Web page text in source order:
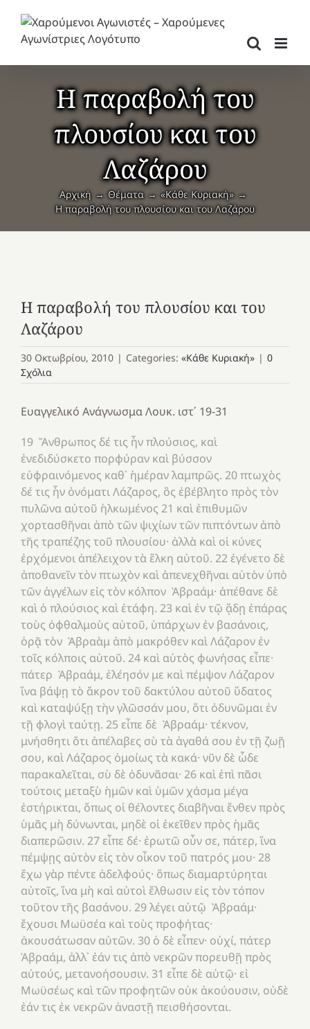
περιεχόμενο
Η παραβολή του
πλουσίου και του
Λαζάρου
Αρχική Θέματα
«Κάθε Κυριακή»
Η παραβολή του πλουσίου και του Λαζάρου
Η παραβολή του πλουσίου και του
Λαζάρου
30 Οκτωβρίου, 2010 | Categories: «Κάθε Κυριακή» | 0
Σχόλια
Ευαγγελικό Ανάγνωσμα Λουκ. ιστ΄ 19-31
19 Ἄνθρωπος δέ τις ἦν πλούσιος, καὶ
ἐνεδιδύσκετο πορφύραν καὶ βύσσον
εὐφραινόμενος καθ᾿ ἡμέραν λαμπρῶς. 20 πτωχὸς
δέ τις ἦν ὀνόματι Λάζαρος, ὃς ἐβέβλητο πρὸς τὸν
πυλῶνα αὐτοῦ ἡλκωμένος 21 καὶ ἐπιθυμῶν
χορτασθῆναι ἀπὸ τῶν ψιχίων τῶν πιπτόντων ἀπὸ
τῆς τραπέζης τοῦ πλουσίου· ἀλλὰ καὶ οἱ κύνες
ἐρχόμενοι ἀπέλειχον τὰ ἕλκη αὐτοῦ. 22 ἐγένετο δὲ
ἀποθανεῖν τὸν πτωχὸν καὶ ἀπενεχθῆναι αὐτὸν ὑπὸ
τῶν ἀγγέλων εἰς τὸν κόλπον Ἀβραάμ· ἀπέθανε δὲ
καὶ ὁ πλούσιος καὶ ἐτάφη. 23 καὶ ἐν τῷ ᾅδῃ ἐπάρας
τοὺς ὀφθαλμοὺς αὐτοῦ, ὑπάρχων ἐν βασάνοις,
ὁρᾷ τὸν Ἀβραὰμ ἀπὸ μακρόθεν καὶ Λάζαρον ἐν
τοῖς κόλποις αὐτοῦ. 24 καὶ αὐτὸς φωνήσας εἶπε·
πάτερ Ἀβραάμ, ἐλέησόν με καὶ πέμψον Λάζαρον
ἵνα βάψῃ τὸ ἄκρον τοῦ δακτύλου αὐτοῦ ὕδατος
καὶ καταψύξῃ τὴν γλῶσσάν μου, ὅτι ὀδυνῶμαι ἐν
τῇ φλογὶ ταύτῃ. 25 εἶπε δὲ Ἀβραάμ· τέκνον,
μνήσθητι ὅτι ἀπέλαβες σὺ τὰ ἀγαθά σου ἐν τῇ ζωῇ
σου, καὶ Λάζαρος ὁμοίως τὰ κακά· νῦν δὲ ὧδε
παρακαλεῖται, σὺ δὲ ὀδυνᾶσαι· 26 καὶ ἐπὶ πᾶσι
τούτοις μεταξὺ ἡμῶν καὶ ὑμῶν χάσμα μέγα
ἐστήρικται, ὅπως οἱ θέλοντες διαβῆναι ἔνθεν πρὸς
ὑμᾶς μὴ δύνωνται, μηδὲ οἱ ἐκεῖθεν πρὸς ἡμᾶς
διαπερῶσιν. 27 εἶπε δέ· ἐρωτῶ οὖν σε, πάτερ, ἵνα
πέμψῃς αὐτὸν εἰς τὸν οἶκον τοῦ πατρός μου· 28
ἔχω γὰρ πέντε ἀδελφούς· ὅπως διαμαρτύρηται
αὐτοῖς, ἵνα μὴ καὶ αὐτοὶ ἔλθωσιν εἰς τὸν τόπον
τοῦτον τῆς βασάνου. 29 λέγει αὐτῷ Ἀβραάμ·
ἔχουσι Μωϋσέα καὶ τοὺς προφήτας·
ἀκουσάτωσαν αὐτῶν. 30 ὁ δὲ εἶπεν· οὐχί, πάτερ
Ἀβραάμ, ἀλλ᾿ ἐάν τις ἀπὸ νεκρῶν πορευθῇ πρὸς
αὐτούς, μετανοήσουσιν. 31 εἶπε δὲ αὐτῷ· εἰ
Μωϋσέως καὶ τῶν προφητῶν οὐκ ἀκούουσιν, οὐδὲ
ἐάν τις ἐκ νεκρῶν ἀναστῇ πεισθήσονται.